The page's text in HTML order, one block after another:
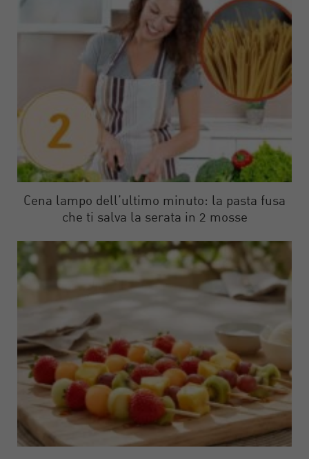
Cena lampo dell’ultimo minuto: la pasta fusa
che ti salva la serata in 2 mosse